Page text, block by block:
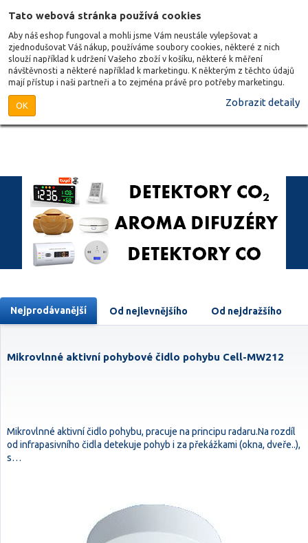
Tato webová stránka používá cookies
Aby náš eshop fungoval a mohli jsme Vám neustále vylepšovat a
zjednodušovat Váš nákup, používáme soubory cookies, některé z nich
slouží například k udržení Vašeho zboží v košíku, některé k měření
návštěvnosti a některé například k marketingu. K některým z těchto údajů
mají přístup i naši partneři a to zejména právě pro potřeby marketingu.
OK Zobrazit detaily
Nejprodávanější Od nejlevnějšího Od nejdražšího
Mikrovlnné aktivní pohybové čidlo pohybu Cell-MW212
Mikrovlnné aktivní čidlo pohybu, pracuje na principu radaru.Na rozdíl
od infrapasivního čidla detekuje pohyb i za překážkami (okna, dveře..),
s…